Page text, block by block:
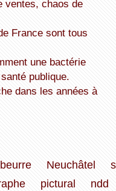
publique.
beurre Neuchâtel
pictural ndd